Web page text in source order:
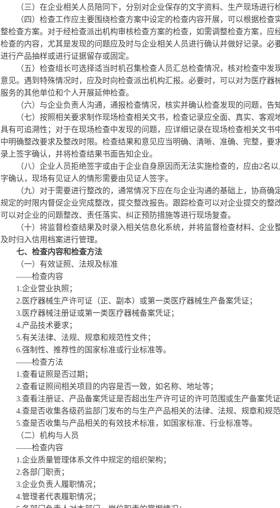
（三）在企业相关人员陪同下，分别对企业保存的文字资料、生产现场进行检
（四）检查工作应主要围绕检查方案中设定的检查内容开展，可以根据检查
整检查方案。对于经检查派出机构审核检查方案的检查，如需调整检查方案，应
检查的内容，尤其是发现的问题应及时与企业相关人员进行确认并做好记录。必
进行产品抽样或进行证据留存或固定。
（五）检查组长可选择适当时机召集检查人员汇总检查情况，核对检查中发
意见。遇到特殊情况时，应及时向检查派出机构汇报。必要时，可以对为医疗器
服务的其他单位和个人开展延伸检查。
（六）与企业负责人沟通，通报检查情况，核实并确认检查发现的问题，告知
（七）按照相关要求制作现场检查相关文书，检查记录应全面、真实、客观
具有可追溯性；对于在现场检查中发现的问题，应详细记录在现场检查相关文书
中明确整改要求及整改时限。检查结果和意见应当明确、清晰、准确、完整，要
录上签字确认，并将检查结果书面告知企业。
（八）企业人员拒绝签字或由于企业自身原因而无法实施检查的，应由2名
字确认，现场有见证人的情形需要由见证人签字。
（九）对于需要进行整改的，通常情况下应在与企业沟通的基础上，协商确
规定的时限内督促企业完成整改，提交整改报告。跟踪检查可以对企业提交的整
可以对企业的问题整改、责任落实、纠正预防措施等进行现场复查。
（十）将监督检查结果及时录入相关信息化系统，并将监督检查材料、企业
及时归入信用档案进行管理。
七、检查内容和检查方法
（一）有效证照、法规及标准
——检查内容
1.企业营业执照；
2.医疗器械生产许可证（正、副本）或第一类医疗器械生产备案凭证；
3.医疗器械注册证或第一类医疗器械备案凭证；
4.产品技术要求；
5.有关法律、法规、规章和规范性文件；
6.强制性、推荐性的国家标准或行业标准等。
——检查方法
1.查看证照是否过期；
2.查看证照间相关项目的内容是否一致，如名称、地址等；
3.查看注册证、产品备案凭证是否超出生产许可证的许可范围或生产备案凭证
4.查是否收集各级药监部门发布的与生产产品相关的法律、法规、规章和规范
5.查是否收集与产品相关的有效技术标准，如国家标准、行业标准等。
（二）机构与人员
——检查内容
1.企业质量管理体系文件中规定的组织架构；
2.各部门职责；
3.企业负责人履职情况；
4.管理者代表履职情况；